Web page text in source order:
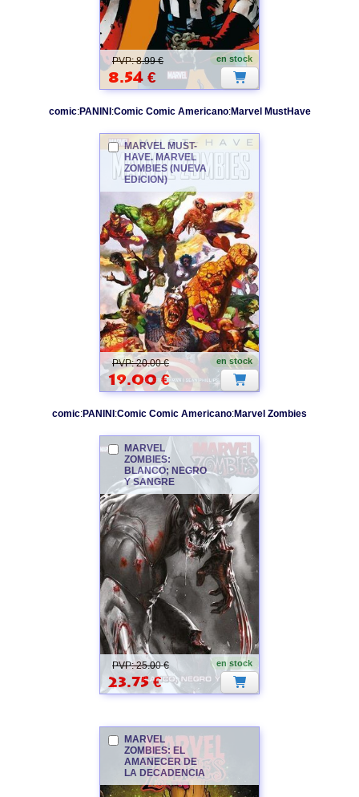
en stock
PVP: 8.99 €
8.54 €
comic:PANINI:Comic Comic Americano:MarvelMustHave
MARVEL MUST-
HAVE. MARVEL
ZOMBIES (NUEVA
EDICION)
MARVEL
en stock
PVP: 20.00 €
19.00€
comic:PANINI:Comic Comic Americano:Marvel Zombies
MARVEL
ZOMBIES:
BLANCO; NEGRO
Y SANGRE
MARVEL ZOMBIES
en stock
PVP: 25.00 €
23.75€
MARVEL
ZOMBIES: EL
AMANECER DE
LA DECADENCIA